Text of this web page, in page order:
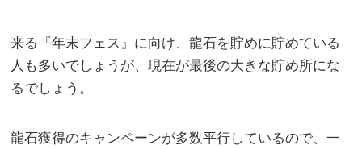
来る『年末フェス』に向け、龍石を貯めに貯めている
人も多いでしょうが、現在が最後の大きな貯め所にな
るでしょう。
龍石獲得のキャンペーンが多数平行しているので、一